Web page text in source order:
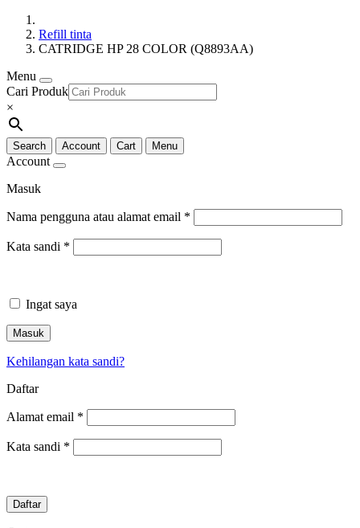
Refill tinta
CATRIDGE HP 28 COLOR (Q8893AA)
Menu
Cari Produk
×
Search Account Cart Menu
Account
Masuk
Nama pengguna atau alamat email *
Kata sandi *
Ingat saya
Masuk
Kehilangan kata sandi?
Daftar
Alamat email *
Kata sandi *
Daftar